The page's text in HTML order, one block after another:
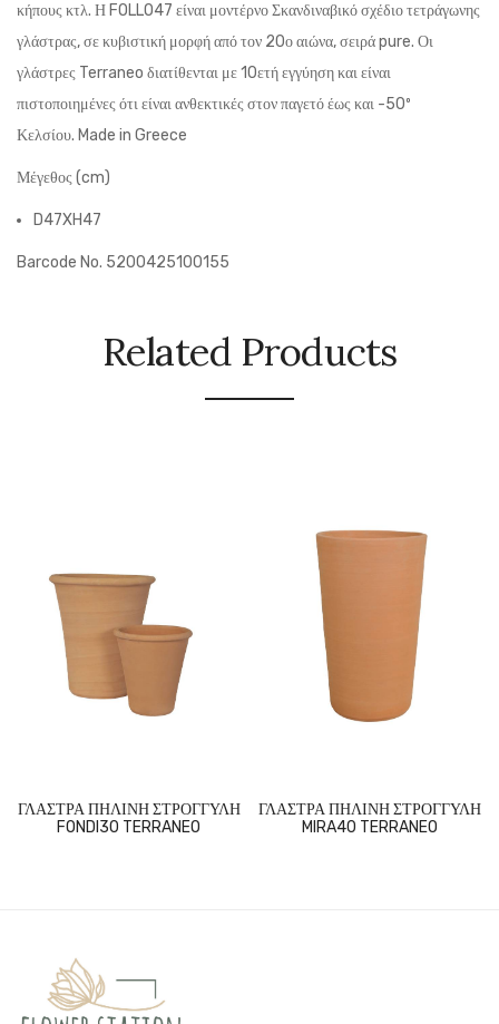
κήπους κτλ. Η FOLLO47 είναι μοντέρνο Σκανδιναβικό σχέδιο τετράγωνης
γλάστρας,σε κυβιστική μορφή από τον 20ο αιώνα, σειρά pure. Οι
γλάστρες Terraneo διατίθενται με 10ετή εγγύηση και είναι
πιστοποιημένες ότι είναι ανθεκτικές στον παγετό έως και -50º
Κελσίου. Made in Greece
Μέγεθος (cm)
D47XH47
Barcode No. 5200425100155
Related Products
ΓΛΑΣΤΡΑ ΠΗΛΙΝΗ ΣΤΡΟΓΓΥΛΗ
FONDI30 TERRANEO
ΓΛΑΣΤΡΑ ΠΗΛΙΝΗ ΣΤΡΟΓΓΥΛΗ
MIRA40 TERRANEO